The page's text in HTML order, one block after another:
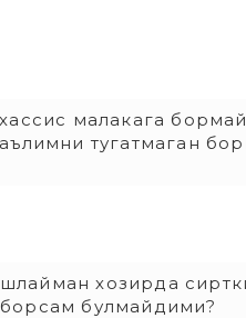
малакага
тугатмаган
хозирда
булмайдими?